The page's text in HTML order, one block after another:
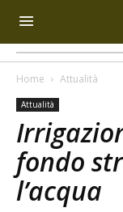
Home Attualità
Attualità
fondo
l’acqua